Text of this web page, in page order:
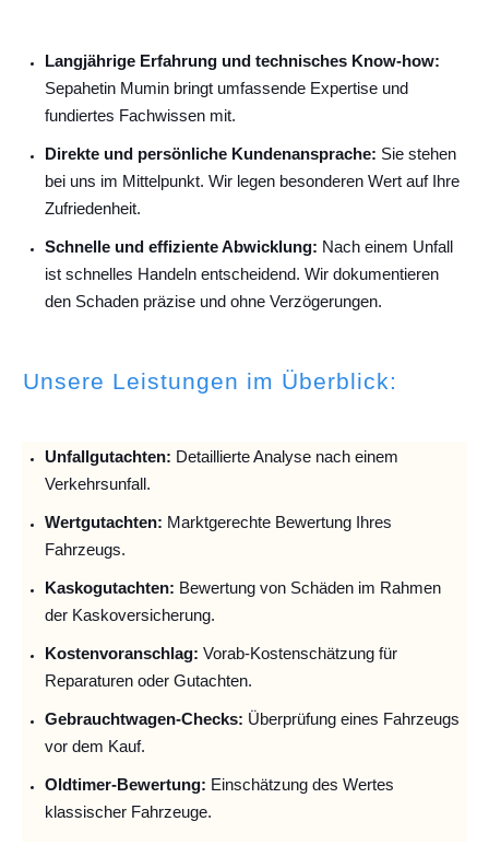
Langjährige Erfahrung und technisches Know-how:
Sepahetin Mumin bringt umfassende Expertise und
fundiertes Fachwissen mit.
Direkte und persönliche Kundenansprache: Sie stehen
bei uns im Mittelpunkt. Wir legen besonderen Wert auf Ihre
Zufriedenheit.
Schnelle und effiziente Abwicklung: Nach einem Unfall
ist schnelles Handeln entscheidend. Wir dokumentieren
den Schaden präzise und ohne Verzögerungen.
Unsere Leistungen im Überblick:
Unfallgutachten: Detaillierte Analyse nach einem
Verkehrsunfall.
Wertgutachten: Marktgerechte Bewertung Ihres
Fahrzeugs.
Kaskogutachten: Bewertung von Schäden im Rahmen
der Kaskoversicherung.
Kostenvoranschlag: Vorab-Kostenschätzung für
Reparaturen oder Gutachten.
Gebrauchtwagen-Checks: Überprüfung eines Fahrzeugs
vor dem Kauf.
Oldtimer-Bewertung: Einschätzung des Wertes
klassischer Fahrzeuge.